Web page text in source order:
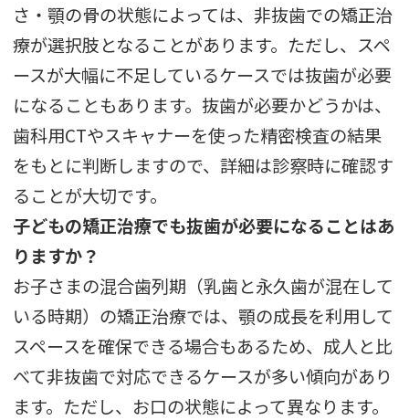
さ・顎の骨の状態によっては、非抜歯での矯正治
療が選択肢となることがあります。ただし、スペ
ースが大幅に不足しているケースでは抜歯が必要
になることもあります。抜歯が必要かどうかは、
歯科用CTやスキャナーを使った精密検査の結果
をもとに判断しますので、詳細は診察時に確認す
ることが大切です。
子どもの矯正治療でも抜歯が必要になることはあ
りますか？
お子さまの混合歯列期（乳歯と永久歯が混在して
いる時期）の矯正治療では、顎の成長を利用して
スペースを確保できる場合もあるため、成人と比
べて非抜歯で対応できるケースが多い傾向があり
ます。ただし、お口の状態によって異なります。